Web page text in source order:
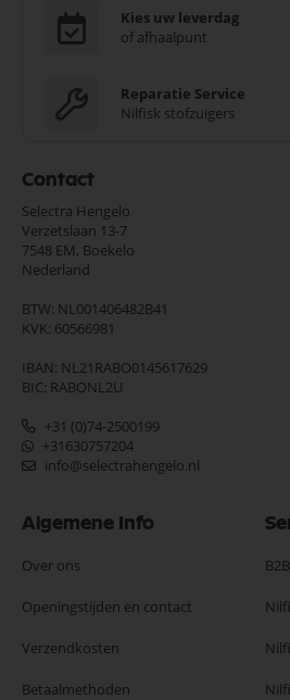
Kies uw leverdag
of afhaalpunt
Reparatie Service
Nilfisk stofzuigers
Contact
Selectra Hengelo
Verzetslaan 13-7
7548 EM, Boekelo
Nederland
BTW: NL001406482B41
KVK: 60566981
IBAN: NL21RABO0145617629
BIC: RABONL2U
+31 (0)74-2500199
+31630757204
info@selectrahengelo.nl
Algemene Info
Over ons
Openingstijden en contact
Verzendkosten
Betaalmethoden
B2B